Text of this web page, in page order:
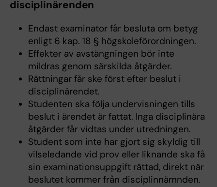
disciplinärenden
Endast examinator får besluta om betyg
enligt 6 kap. 18 § högskoleförordningen.
Effekter av avstängningen bör inte
mildras genom särskilda åtgärder.
Rättningar får ske först efter beslut i
disciplinärendet.
Studenten ska följa undervisningen tills
beslut i ärendet är fattat. Inga disciplinära
åtgärder får vidtas under utredningen.
Student som inte har gjort sig skyldig till
vilseledande vid prov eller liknande ska få
sin examinationsuppgift rättad, direkt när
beslutet kommer från disciplinnämnden.